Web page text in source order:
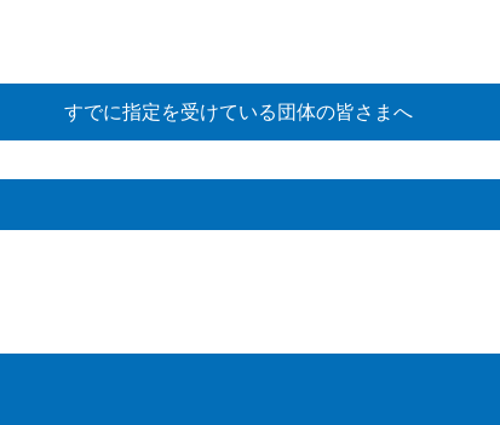
すでに指定を受けている団体の皆さまへ